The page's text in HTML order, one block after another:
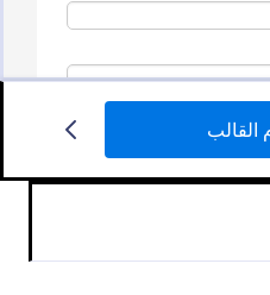
القالب
والتفاصيل المميزة